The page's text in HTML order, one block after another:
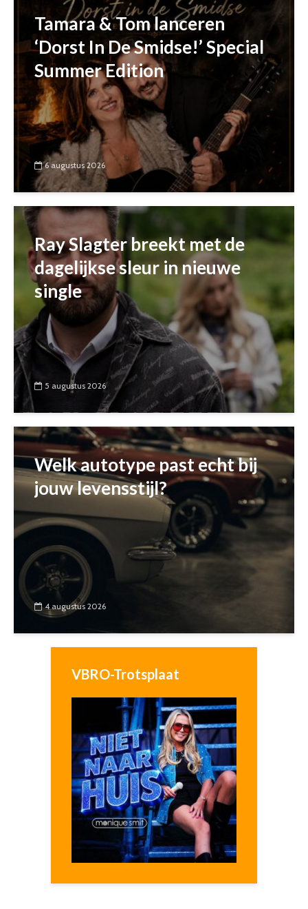
Tamara & Tom lanceren
‘Dorst In De Smidse!’ Special
Summer Edition
6 augustus 2026
Ray Slagter breekt met de
dagelijkse sleur in nieuwe
single
5 augustus 2026
Welk autotype past echt bij
jouw levensstijl?
4 augustus 2026
VBRO-Trotsplaat